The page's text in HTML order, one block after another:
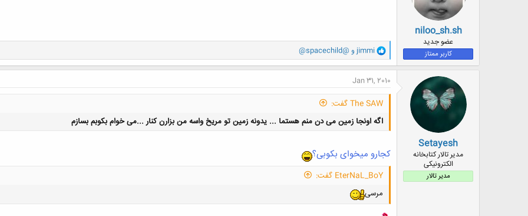
niloo_sh.sh
عضو جدید
کاربر ممتاز
و
ا
ک
ش
ا
jimmiو @spacechild@
Setayesh
مدیر تالار کتابخانه
الکترونیکی
مدیر تالار
Jan 31, 2010
The SAW گفت:
اگه اونجا زمین می دن منم هستما ... یدونه زمین تو مریخ واسه من بزارن کنار ...می خوام بکوبم بسازم
کجارو میخوای بکوبی؟
EterNaL_BoY گفت:
مرسی